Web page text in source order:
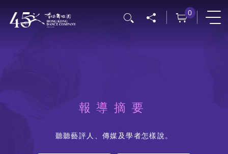
0
報導摘要
聽聽藝評人、傳媒及學者怎樣說。